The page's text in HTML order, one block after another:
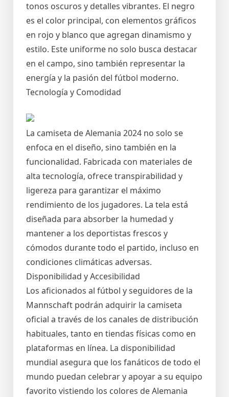
tonos oscuros y detalles vibrantes. El negro
es el color principal, con elementos gráficos
en rojo y blanco que agregan dinamismo y
estilo. Este uniforme no solo busca destacar
en el campo, sino también representar la
energía y la pasión del fútbol moderno.
Tecnología y Comodidad
La camiseta de Alemania 2024 no solo se
enfoca en el diseño, sino también en la
funcionalidad. Fabricada con materiales de
alta tecnología, ofrece transpirabilidad y
ligereza para garantizar el máximo
rendimiento de los jugadores. La tela está
diseñada para absorber la humedad y
mantener a los deportistas frescos y
cómodos durante todo el partido, incluso en
condiciones climáticas adversas.
Disponibilidad y Accesibilidad
Los aficionados al fútbol y seguidores de la
Mannschaft podrán adquirir la camiseta
oficial a través de los canales de distribución
habituales, tanto en tiendas físicas como en
plataformas en línea. La disponibilidad
mundial asegura que los fanáticos de todo el
mundo puedan celebrar y apoyar a su equipo
favorito vistiendo los colores de Alemania